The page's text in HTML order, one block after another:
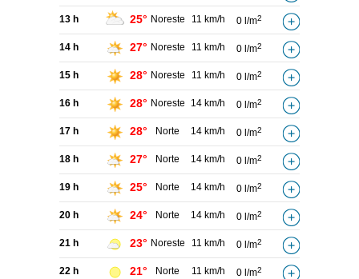
13 h 25° Noreste 11 km/h 0 l/m2
14 h 27° Noreste 11 km/h 0 l/m2
15 h 28° Noreste 11 km/h 0 l/m2
16 h 28° Noreste 14 km/h 0 l/m2
17 h 28° Norte 14 km/h 0 l/m2
18 h 27° Norte 14 km/h 0 l/m2
19 h 25° Norte 14 km/h 0 l/m2
20 h 24° Norte 14 km/h 0 l/m2
21 h 23° Noreste 11 km/h 0 l/m2
22 h 21° Norte 11 km/h 0 l/m2